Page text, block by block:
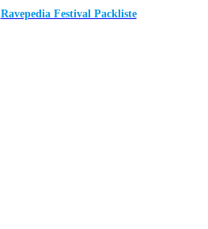
Ravepedia Festival Packliste